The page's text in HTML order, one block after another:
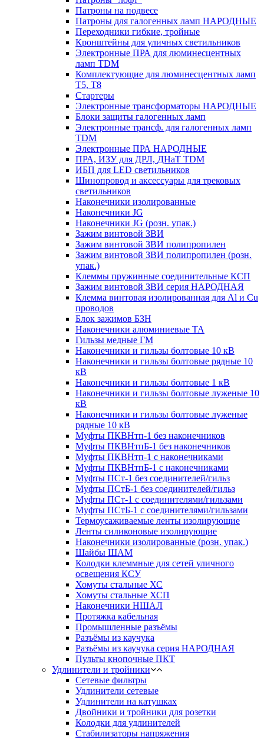
Патроны на подвесе
Патроны для галогенных ламп НАРОДНЫЕ
Переходники гибкие, тройные
Кронштейны для уличных светильников
Электронные ПРА для люминесцентных
ламп TDM
Комплектующие для люминесцентных ламп
Т5, Т8
Стартеры
Электронные трансформаторы НАРОДНЫЕ
Блоки защиты галогенных ламп
Электронные трансф. для галогенных ламп
TDM
Электронные ПРА НАРОДНЫЕ
ПРА, ИЗУ для ДРЛ, ДНаТ TDM
ИБП для LED светильников
Шинопровод и аксессуары для трековых
светильников
Наконечники изолированные
Наконечники JG
Наконечники JG (розн. упак.)
Зажим винтовой ЗВИ
Зажим винтовой ЗВИ полипропилен
Зажим винтовой ЗВИ полипропилен (розн.
упак.)
Клеммы пружинные соединительные КСП
Зажим винтовой ЗВИ серия НАРОДНАЯ
Клемма винтовая изолированная для Al и Cu
проводов
Блок зажимов БЗН
Наконечники алюминиевые ТА
Гильзы медные ГМ
Наконечники и гильзы болтовые 10 кВ
Наконечники и гильзы болтовые рядные 10
кВ
Наконечники и гильзы болтовые 1 кВ
Наконечники и гильзы болтовые луженые 10
кВ
Наконечники и гильзы болтовые луженые
рядные 10 кВ
Муфты ПКВНтп-1 без наконечников
Муфты ПКВНтпБ-1 без наконечников
Муфты ПКВНтп-1 с наконечниками
Муфты ПКВНтпБ-1 с наконечниками
Муфты ПСт-1 без соединителей/гильз
Муфты ПСтБ-1 без соединителей/гильз
Муфты ПСт-1 с соединителями/гильзами
Муфты ПСтБ-1 с соединителями/гильзами
Термоусаживаемые ленты изолирующие
Ленты силиконовые изолирующие
Наконечники изолированные (розн. упак.)
Шайбы ШАМ
Колодки клеммные для сетей уличного
освещения КСУ
Хомуты стальные ХС
Хомуты стальные ХСП
Наконечники НШАЛ
Протяжка кабельная
Промышленные разъёмы
Разъёмы из каучука
Разъёмы из каучука серия НАРОДНАЯ
Пульты кнопочные ПКТ
Удлинители и тройники
Сетевые фильтры
Удлинители сетевые
Удлинители на катушках
Двойники и тройники для розетки
Колодки для удлинителей
Стабилизаторы напряжения